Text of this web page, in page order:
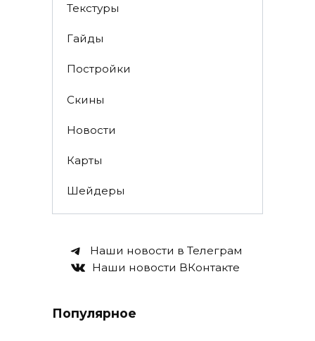
Текстуры
Гайды
Постройки
Скины
Новости
Карты
Шейдеры
Наши новости в Телеграм
Наши новости ВКонтакте
Популярное